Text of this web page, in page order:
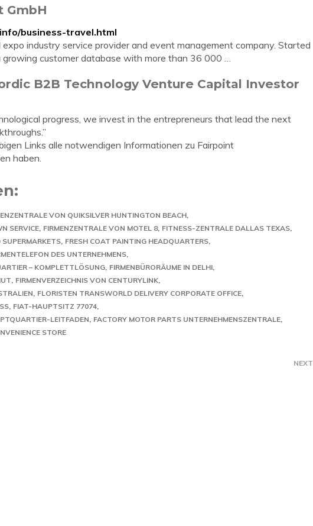
GmbH
business-travel.html
expo industry service provider and event management company. Started
customer database with more than 36 000 …
B2B Technology Venture Capital Investor
progress, we invest in the entrepreneurs that lead the next
Links alle notwendigen Informationen zu Fairpoint
haben.
VON QUIKSILVER HUNTINGTON BEACH
SERVICE FIRMENZENTRALE VON MOTEL 8 FITNESS-ZENTRALE DALLAS TEXAS
FRESH COAT PAINTING HEADQUARTERS
DES UNTERNEHMENS
– KOMPLETTLÖSUNG FIRMENBÜRORÄUME IN DELHI
FIRMENVERZEICHNIS VON CENTURYLINK
FLORISTEN TRANSWORLD DELIVERY CORPORATE OFFICE
FIAT-HAUPTSITZ 77074
LEITFADEN FACTORY MOTOR PARTS UNTERNEHMENSZENTRALE
STORE
NEXT